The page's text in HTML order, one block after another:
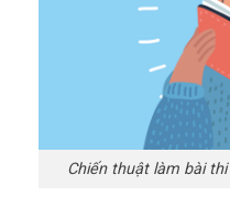
Chiến thuật làm bài